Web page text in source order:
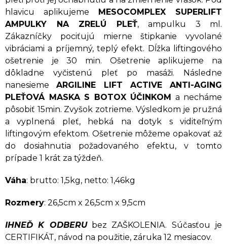
hlavicu aplikujeme MESOCOMPLEX SUPERLIFT
AMPULKY NA ZRELÚ PLEŤ, ampulku 3 ml.
Zákazníčky pociťujú mierne štipkanie vyvolané
vibráciami a príjemný, teplý efekt. Dĺžka liftingového
ošetrenie je 30 min. Ošetrenie aplikujeme na
dôkladne vyčistenú pleť po masáži. Následne
nanesiemeARGILINE LIFT ACTIVE ANTI-AGING
PLEŤOVÁ MASKA S BOTOX ÚČINKOM a necháme
pôsobiť 15min. Zvyšok zotrieme. Výsledkom je pružná
a vyplnená pleť, hebká na dotyk s viditeľným
liftingovým efektom. Ošetrenie môžeme opakovať až
do dosiahnutia požadovaného efektu, v tomto
prípade 1 krát za týždeň.
Váha: brutto: 1,5kg, netto: 1,46kg
Rozmery: 26,5cm x 26,5cm x 9,5cm
IHNEĎ K ODBERUbez ZAŠKOLENIA. Súčasťou je
CERTIFIKÁT, návod na použitie, záruka 12 mesiacov.